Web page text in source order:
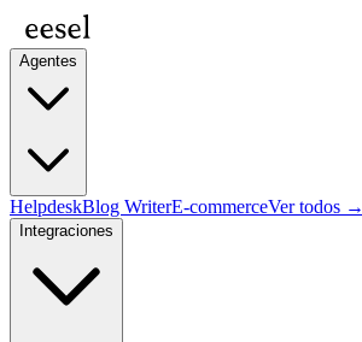
Agentes
HelpdeskBlog WriterE-commerceVer todos →
Integraciones